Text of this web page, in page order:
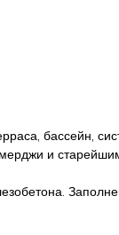
бассейн,
и